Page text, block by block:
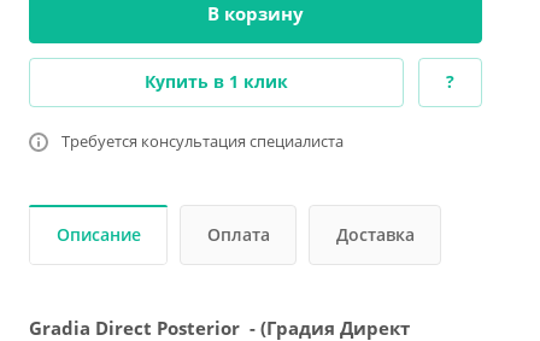
В корзину
Купить в 1 клик ?
Требуется консультация специалиста
Описание Оплата Доставка
Gradia Direct Posterior - (Градия Директ